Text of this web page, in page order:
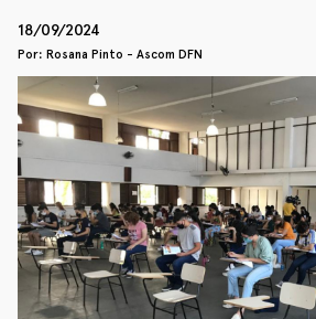
18/09/2024
Por: Rosana Pinto - Ascom DFN